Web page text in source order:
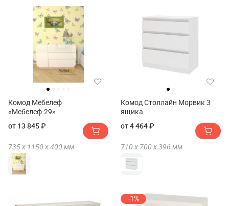
Комод Мебелеф
«Мебелеф-29»
от 13 845 ₽
735 х 1150 х400 мм
Комод Столлайн Морвик 3
ящика
от 4 464 ₽
710 х 700 х396 мм
-1%